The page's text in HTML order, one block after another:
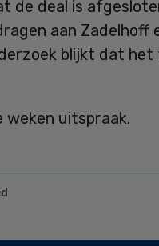
de deal is
aan Zadelhoff
blijkt dat het
uitspraak.